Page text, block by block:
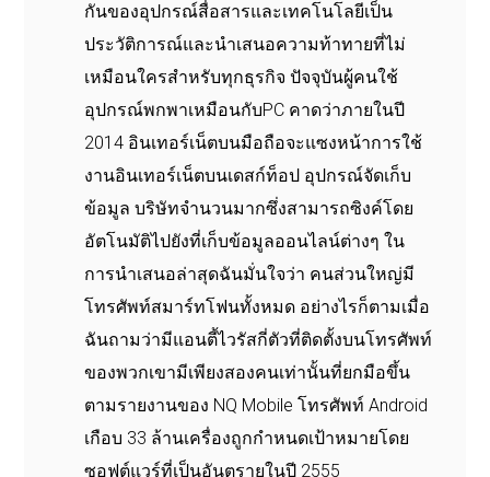
กันของอุปกรณ์สื่อสารและเทคโนโลยีเป็น
ประวัติการณ์และนำเสนอความท้าทายที่ไม่
เหมือนใครสำหรับทุกธุรกิจ ปัจจุบันผู้คนใช้
อุปกรณ์พกพาเหมือนกับPC คาดว่าภายในปี
2014 อินเทอร์เน็ตบนมือถือจะแซงหน้าการใช้
งานอินเทอร์เน็ตบนเดสก์ท็อป อุปกรณ์จัดเก็บ
ข้อมูล บริษัทจำนวนมากซึ่งสามารถซิงค์โดย
อัตโนมัติไปยังที่เก็บข้อมูลออนไลน์ต่างๆ ใน
การนำเสนอล่าสุดฉันมั่นใจว่า คนส่วนใหญ่มี
โทรศัพท์สมาร์ทโฟนทั้งหมด อย่างไรก็ตามเมื่อ
ฉันถามว่ามีแอนตี้ไวรัสกี่ตัวที่ติดตั้งบนโทรศัพท์
ของพวกเขามีเพียงสองคนเท่านั้นที่ยกมือขึ้น
ตามรายงานของ NQ Mobile โทรศัพท์ Android
เกือบ 33 ล้านเครื่องถูกกำหนดเป้าหมายโดย
ซอฟต์แวร์ที่เป็นอันตรายในปี 2555